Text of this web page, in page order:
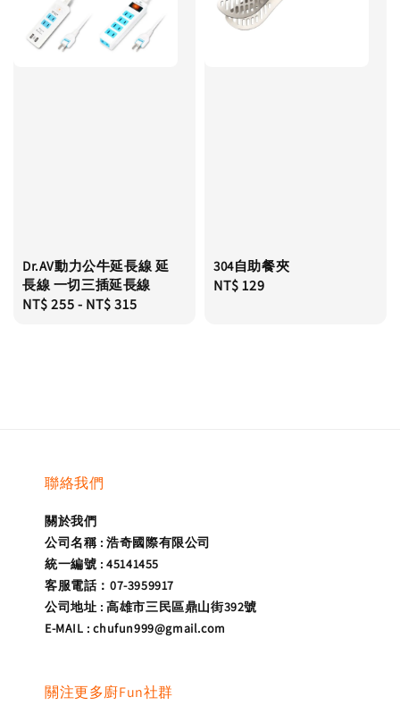
Dr.AV動力公牛延長線 延
長線 一切三插延長線
Regular
NT$ 255- NT$ 315
304自助餐夾
Regular
NT$ 129
聯絡我們
關於我們
公司名稱 : 浩奇國際有限公司
統一編號 : 45141455
客服電話：07-3959917
公司地址 : 高雄市三民區鼎山街392號
E-MAIL : chufun999@gmail.com
關注更多廚Fun社群